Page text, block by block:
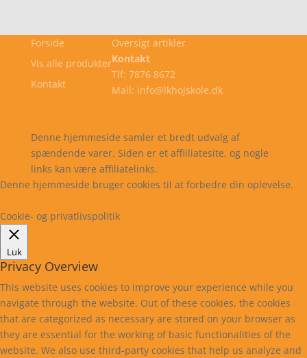
Forside
Vis alle produkter
Kontakt
Oversigt artikler
Kontakt
Tlf: 7876 8672
Mail: info@lkhojskole.dk
Denne hjemmeside samler et bredt udvalg af
spændende varer. Siden er et affiiliatesite, og nogle
links kan være affiliatelinks.
Denne hjemmeside bruger cookies til at forbedre din oplevelse.
Cookie- og privatlivspolitik
Luk
Privacy Overview
This website uses cookies to improve your experience while you
navigate through the website. Out of these cookies, the cookies
that are categorized as necessary are stored on your browser as
they are essential for the working of basic functionalities of the
website. We also use third-party cookies that help us analyze and